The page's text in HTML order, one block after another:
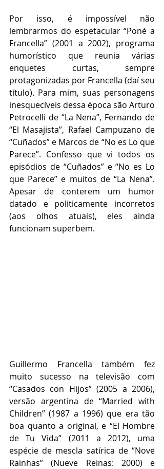
Por isso, é impossível não
lembrarmos do espetacular “Poné a
Francella” (2001 a 2002), programa
humorístico que reunia várias
enquetes curtas, sempre
protagonizadas por Francella (daí seu
título). Para mim, suas personagens
inesquecíveis dessa época são Arturo
Petrocelli de “La Nena”, Fernando de
“El Masajista”, Rafael Campuzano de
“Cuñados” e Marcos de “No es Lo que
Parece”. Confesso que vi todos os
episódios de “Cuñados” e “No es Lo
que Parece” e muitos de “La Nena”.
Apesar de conterem um humor
datado e politicamente incorretos
(aos olhos atuais), eles ainda
funcionam superbem.
Guillermo Francella também fez
muito sucesso na televisão com
“Casados con Hijos” (2005 a 2006),
versão argentina de “Married with
Children” (1987 a 1996) que era tão
boa quanto a original, e “El Hombre
de Tu Vida” (2011 a 2012), uma
espécie de mescla satírica de “Nove